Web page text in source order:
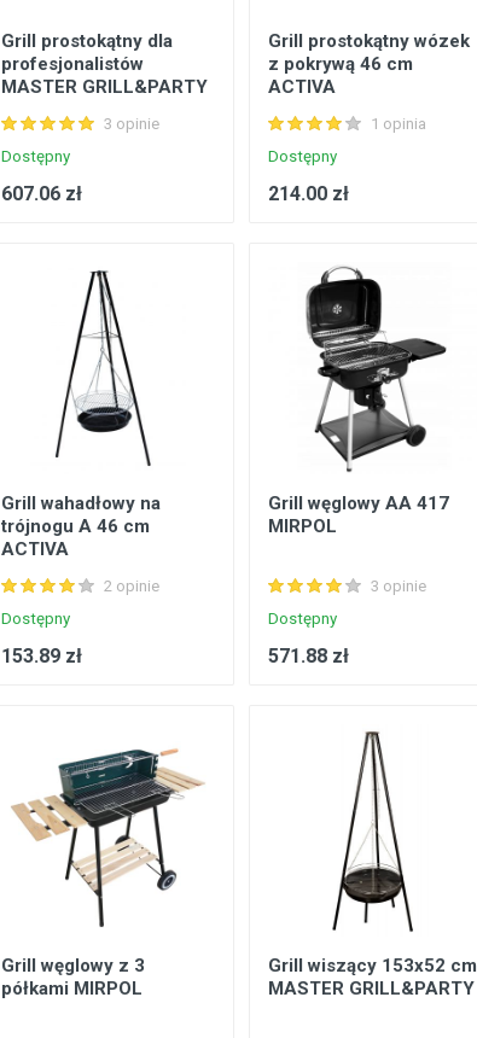
Grill prostokątny dla
profesjonalistów
MASTER GRILL&PARTY
3 opinie
Dostępny
607.06 zł
Grill prostokątny wózek
z pokrywą 46 cm
ACTIVA
1 opinia
Dostępny
214.00 zł
Grill wahadłowy na
trójnogu A 46 cm
ACTIVA
2 opinie
Dostępny
153.89 zł
Grill węglowy AA 417
MIRPOL
3 opinie
Dostępny
571.88 zł
Grill węglowy z 3
półkami MIRPOL
Grill wiszący 153x52 cm
MASTER GRILL&PARTY